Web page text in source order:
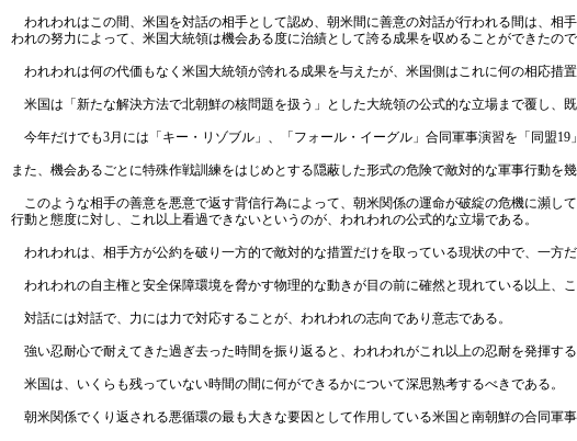
われわれはこの間、米国を対話の相手として認め、朝米間に善意の対話が行われる間は、相
われの努力によって、米国大統領は機会ある度に治績として誇る成果を収めることができたので
われわれは何の代価もなく米国大統領が誇れる成果を与えたが、米国側はこれに何の相応措
米国は「新たな解決方法で北朝鮮の核問題を扱う」とした大統領の公式的な立場まで覆し、
今年だけでも3月には「キー・リゾブル」、「フォール・イーグル」合同軍事演習を「同盟
また、機会あるごとに特殊作戦訓練をはじめとする隠蔽した形式の危険で敵対的な軍事行動を幾
このような相手の善意を悪意で返す背信行為によって、朝米関係の運命が破綻の危機に瀕し
行動と態度に対し、これ以上看過できないというのが、われわれの公式的な立場である。
われわれは、相手方が公約を破り一方的で敵対的な措置だけを取っている現状の中で、一方
われわれの自主権と安全保障環境を脅かす物理的な動きが目の前に確然と現れている以上、
対話には対話で、力には力で対応することが、われわれの志向であり意志である。
強い忍耐心で耐えてきた過ぎ去った時間を振り返ると、われわれがこれ以上の忍耐を発揮する
米国は、いくらも残っていない時間の間に何ができるかについて深思熟考するべきである。
朝米関係でくり返される悪循環の最も大きな要因として作用している米国と南朝鮮の合同軍